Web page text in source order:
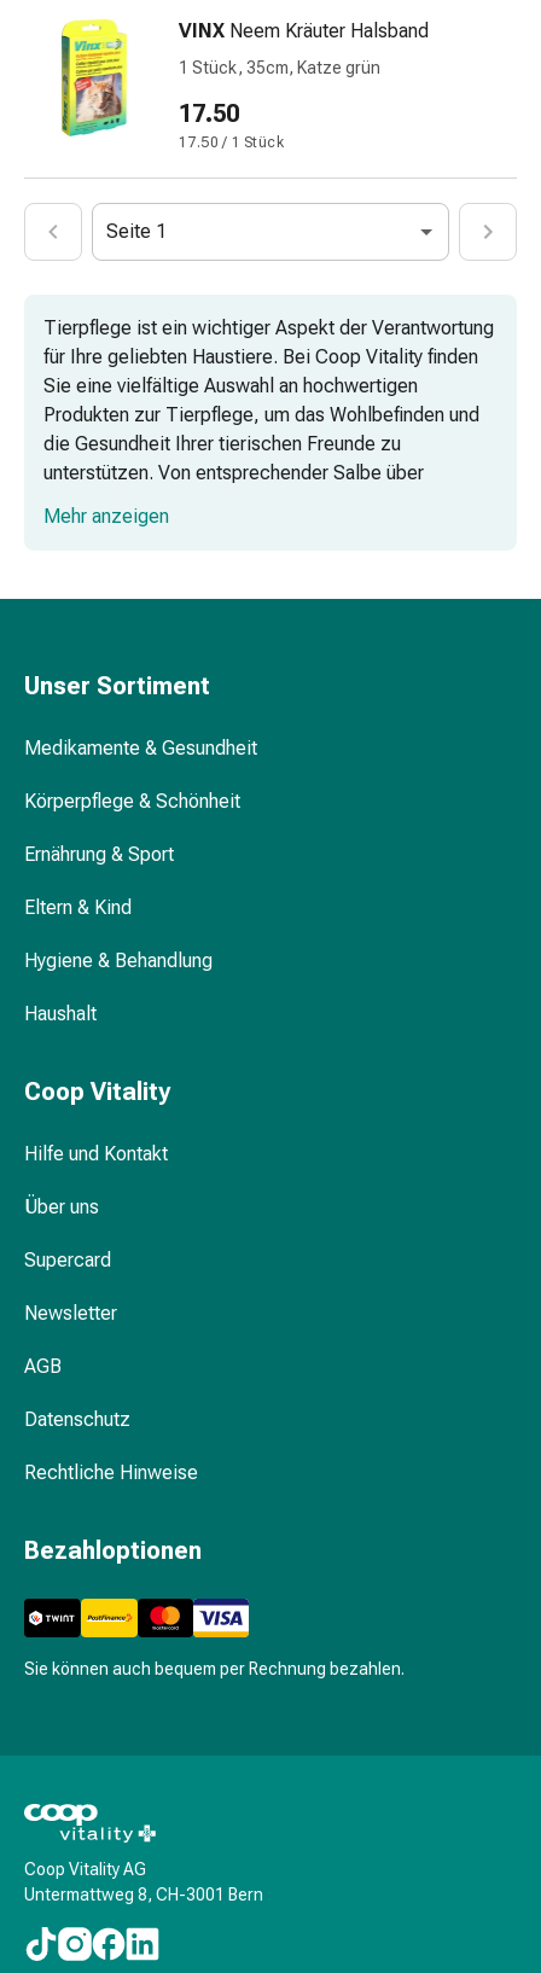
Rezeptpflichtige
Arzneimittel
Rezeptpflichtige
Arzneimittel
Vaginalbeschwerden
Scheideninfektion
Mineralstoffe
Vitamine
Mineralstoffe
Kombipräparate
Zahn-
&
Mundgesundheit
Mund
Aphten
Mundentzündungen
Medikamente
Kopfhautbeschwerden
Körperpflege
Schönheit
Pflegemasken
Reinigungs-
&
die
Spülungen
&
Kuren
Färbungen
Haarstyling
Haaröl
Haarwasser
Shampoo
VINX Neem Kräuter Halsband
1 Stück, 35cm, Katze grün
17.50
17.50 / 1 Stück
Seite 1
Tierpflege ist ein wichtiger Aspekt der Verantwortung
für Ihre geliebten Haustiere. Bei Coop Vitality finden
Sie eine vielfältige Auswahl an hochwertigen
Produkten zur Tierpflege, um das Wohlbefinden und
die Gesundheit Ihrer tierischen Freunde zu
unterstützen. Von entsprechender Salbe über
Ohrreiniger bis hin zum Melkfett bieten wir Ihnen
alles, was Sie für eine liebevolle Fürsorge benötigen.
Mehr anzeigen
Unser Sortiment
Medikamente & Gesundheit
Körperpflege & Schönheit
Ernährung & Sport
Eltern & Kind
Hygiene & Behandlung
Haushalt
Coop Vitality
Hilfe und Kontakt
Über uns
Supercard
Newsletter
AGB
Datenschutz
Rechtliche Hinweise
Bezahloptionen
Sie können auch bequem per Rechnung bezahlen.
Coop Vitality AG
Untermattweg 8, CH-3001 Bern